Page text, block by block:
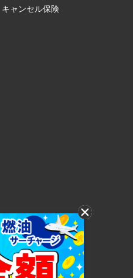
キャンセル保険
メント